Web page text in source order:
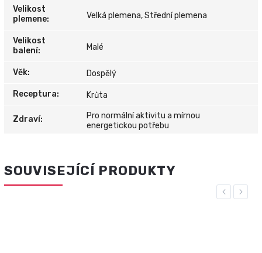
Velikost
plemene: Velká plemena, Střední plemena
Velikost
balení: Malé
Věk: Dospělý
Receptura: Krůta
Zdraví:
Pro normální aktivitu a mírnou
energetickou potřebu
SOUVISEJÍCÍ PRODUKTY
Previous
Next